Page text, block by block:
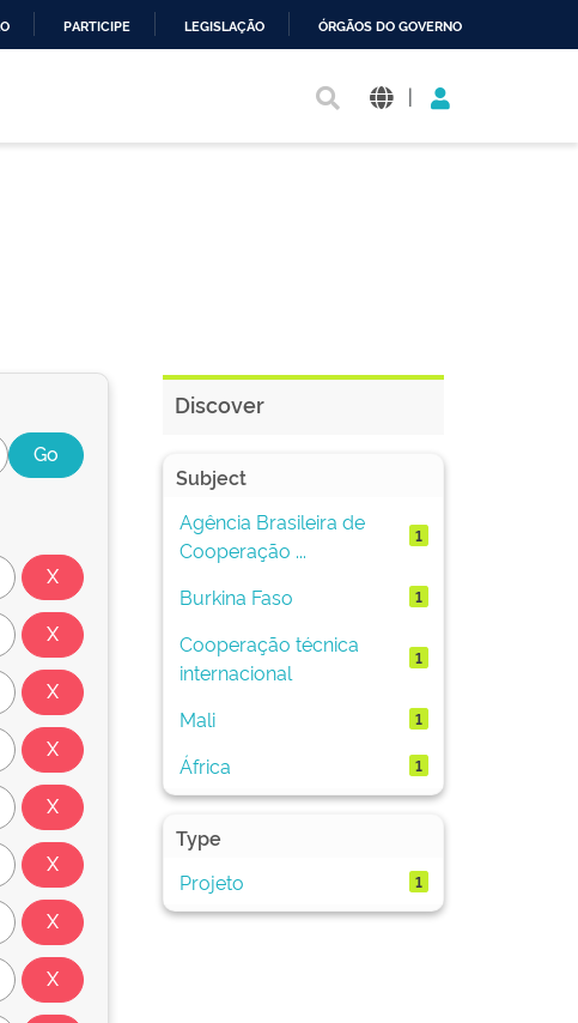
PARTICIPE LEGISLAÇÃO ÓRGÃOS DO GOVERNO
|
Discover
Subject
Agência Brasileira de
Cooperação ...
1
Burkina Faso 1
Cooperação técnica
internacional
1
Mali 1
África 1
Type
Projeto
1